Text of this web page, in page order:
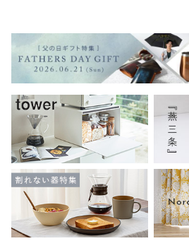
レート
お母さん かわいい